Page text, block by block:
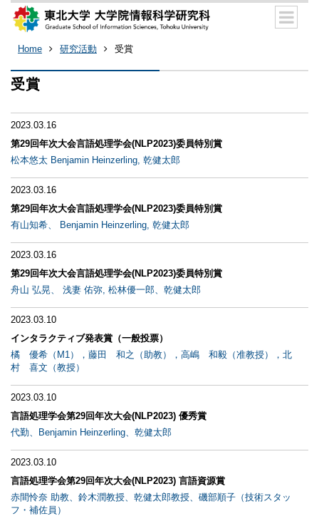
Home 研究活動 受賞
受賞
2023.03.16
第29回年次大会言語処理学会(NLP2023)委員特別賞
松本悠太 Benjamin Heinzerling, 乾健太郎
2023.03.16
第29回年次大会言語処理学会(NLP2023)委員特別賞
有山知希、 Benjamin Heinzerling, 乾健太郎
2023.03.16
第29回年次大会言語処理学会(NLP2023)委員特別賞
舟山 弘晃、 浅妻 佑弥, 松林優一郎、乾健太郎
2023.03.10
インタラクティブ発表賞（一般投票）
橘 優希（M1），藤田 和之（助教），高嶋 和毅（准教授），北
村 喜文（教授）
2023.03.10
言語処理学会第29回年次大会(NLP2023) 優秀賞
代勤、Benjamin Heinzerling、乾健太郎
2023.03.10
言語処理学会第29回年次大会(NLP2023) 言語資源賞
赤間怜奈 助教、鈴木潤教授、乾健太郎教授、磯部順子（技術スタッ
フ・補佐員）